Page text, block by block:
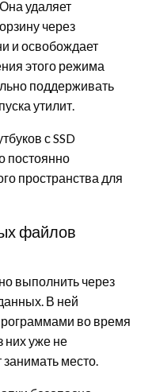
удаляет
через
и освобождает
этого режима
поддерживать
утилит.
с SSD
постоянно
пространства для
файлов
выполнить через
В ней
во время
них уже не
место.